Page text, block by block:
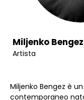
Miljenko Bengez
Artista
Miljenko Bengez è
contemporaneo